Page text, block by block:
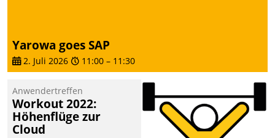
Yarowa goes SAP
2. Juli 2026 11:00 – 11:30
Anwendertreffen
Workout 2022:
Höhenflüge zur
Cloud